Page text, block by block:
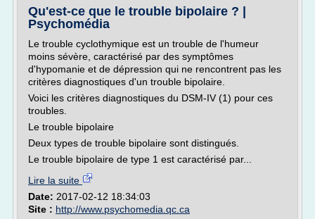
Qu'est-ce que le trouble bipolaire ? |
Psychomédia
Le trouble cyclothymique est un trouble de l'humeur
moins sévère, caractérisé par des symptômes
d'hypomanie et de dépression qui ne rencontrent pas les
critères diagnostiques d'un trouble bipolaire.
Voici les critères diagnostiques du DSM-IV (1) pour ces
troubles.
Le trouble bipolaire
Deux types de trouble bipolaire sont distingués.
Le trouble bipolaire de type 1 est caractérisé par...
Lire la suite
Date: 2017-02-12 18:34:03
Site : http://www.psychomedia.qc.ca